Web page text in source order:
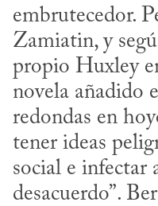
embrutecedor.
Zamiatin, y
propio Huxley
novela añadido
redondas en
tener ideas
social e infectar
desacuerdo”.